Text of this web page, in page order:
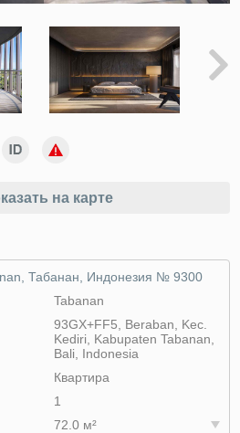
на карте
Табанан, Индонезия № 9300
Tabanan
93GX+FF5, Beraban, Kec.
Kediri, Kabupaten Tabanan,
Bali, Indonesia
Квартира
1
72.0 м²